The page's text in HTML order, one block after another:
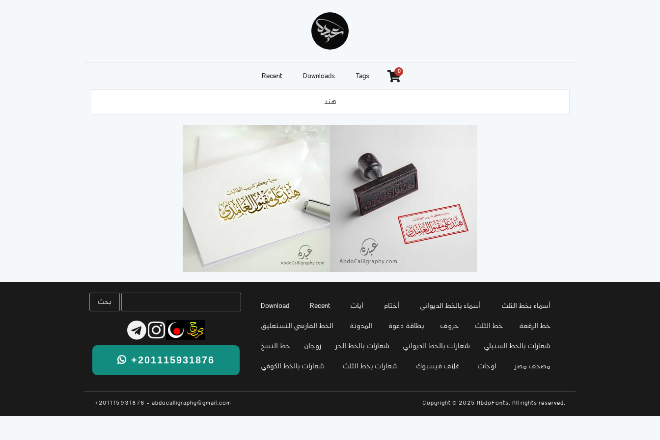
Recent Downloads Tags
0
هند
+201115931876
Download Recent آيات أختام أسماء بالخط الديواني أسماء بخط الثلث
الخط الفارسي النستعليق المدونة بطاقة دعوة حروف خط الثلث خط الرقعة
خط النسخ زوجان شعارات بالخط الحر شعارات بالخط الديواني شعارات بالخط السنبلي
شعارات بالخط الكوفي شعارات بخط الثلث غلاف فيسبوك لوحات مصحف مصر
Copyright © 2025 AbdoFonts. All rights reserved.
+201115931876 - abdocalligraphy@gmail.com